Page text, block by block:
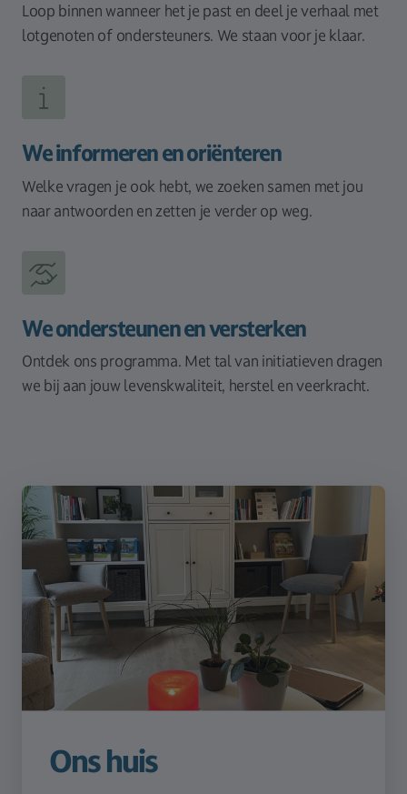
Loop binnen wanneer het je past en deel je verhaal met
lotgenoten of ondersteuners. We staan voor je klaar.
We informeren en oriënteren
Welke vragen je ook hebt, we zoeken samen met jou
naar antwoorden en zetten je verder op weg.
We ondersteunen en versterken
Ontdek ons programma. Met tal van initiatieven dragen
we bij aan jouw levenskwaliteit, herstel en veerkracht.
Ons huis